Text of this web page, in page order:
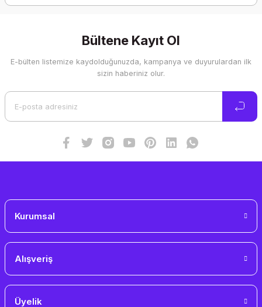
Bültene Kayıt Ol
E-bülten listemize kaydolduğunuzda, kampanya ve duyurulardan ilk
sizin haberiniz olur.
Kurumsal
Alışveriş
Üyelik